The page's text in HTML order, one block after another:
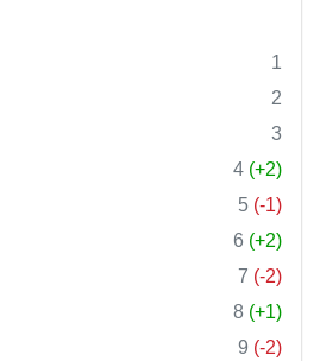
1
2
3
4 (+2)
5 (-1)
6 (+2)
7 (-2)
8 (+1)
9 (-2)